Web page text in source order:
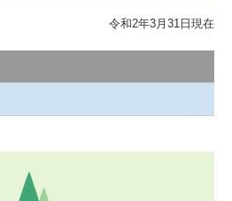
令和2年3月31日現在